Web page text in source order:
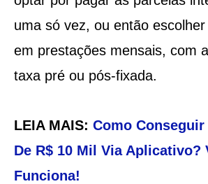
uma só vez, ou então
em prestações mensais, com
taxa pré ou pós-fixada.
LEIA MAIS: Como
De R$ 10 Mil Via Aplicativo?
Funciona!